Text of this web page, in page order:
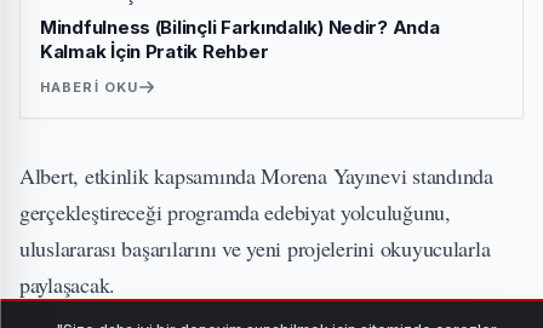
Mindfulness (Bilinçli Farkındalık) Nedir? Anda
Kalmak İçin Pratik Rehber
HABERI OKU
Albert, etkinlik kapsamında Morena Yayınevi standında
gerçekleştireceği programda edebiyat yolculuğunu,
uluslararası başarılarını ve yeni projelerini okuyucularla
paylaşacak.